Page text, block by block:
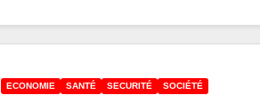
ECONOMIE SANTÉ SECURITÉ SOCIÉTÉ